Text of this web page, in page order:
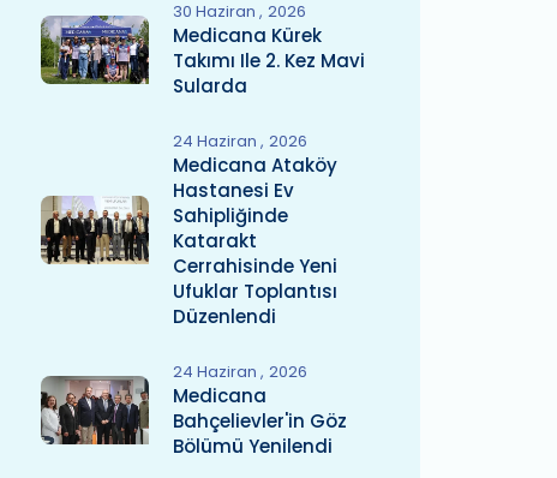
30 Haziran 2026
Medicana Kürek
Takımı Ile 2. Kez Mavi
Sularda
24 Haziran 2026
Medicana Ataköy
Hastanesi Ev
Sahipliğinde
Katarakt
Cerrahisinde Yeni
Ufuklar Toplantısı
Düzenlendi
24 Haziran 2026
Medicana
Bahçelievler'in Göz
Bölümü Yenilendi